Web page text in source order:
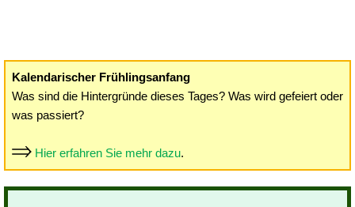
Kalendarischer Frühlingsanfang
Was sind die Hintergründe dieses Tages? Was wird gefeiert oder
was passiert?
Hier erfahren Sie mehr dazu.